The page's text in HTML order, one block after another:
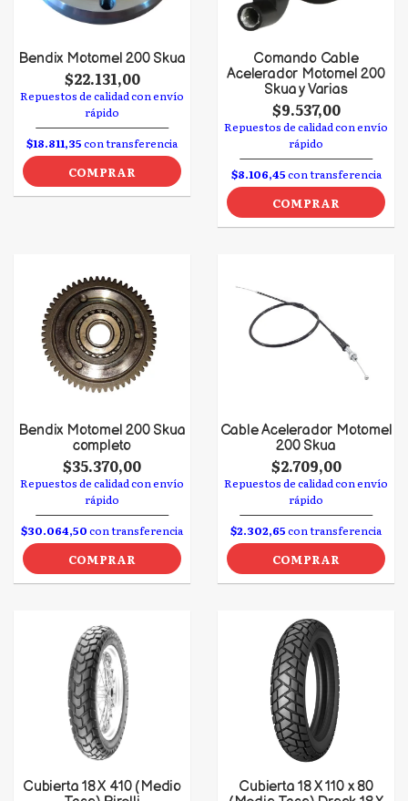
Bendix Motomel 200 Skua
$22.131,00
Repuestos de calidad con envío
rápido
$18.811,35con transferencia
COMPRAR
Comando Cable
Acelerador Motomel 200
Skua y Varias
$9.537,00
Repuestos de calidad con envío
rápido
$8.106,45con transferencia
COMPRAR
Bendix Motomel 200 Skua
completo
$35.370,00
Repuestos de calidad con envío
rápido
$30.064,50con transferencia
COMPRAR
Cable Acelerador Motomel
200 Skua
$2.709,00
Repuestos de calidad con envío
rápido
$2.302,65con transferencia
COMPRAR
Cubierta 18 X 410 (Medio
Cubierta 18 X 110 x 80